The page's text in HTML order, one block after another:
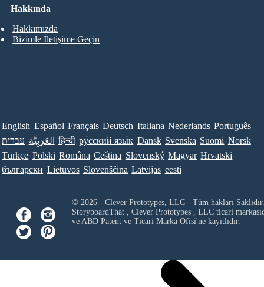
Hakkında
Hakkımızda
Bizimle İletişime Geçin
English Español Français Deutsch Italiana Nederlands Português
עברית العَرَبِيَّة हिन्दी ру́сский язы́к Dansk Svenska Suomi Norsk
Türkçe Polski Româna Ceština Slovenský Magyar Hrvatski
български Lietuvos Slovenščina Latvijas eesti
© 2026 - Clever Prototypes, LLC - Tüm hakları Saklıdır.
StoryboardThat , Clever Prototypes , LLCticari
ve ABD Patent ve Ticari Marka Ofisi'ne kayıtlıdır.